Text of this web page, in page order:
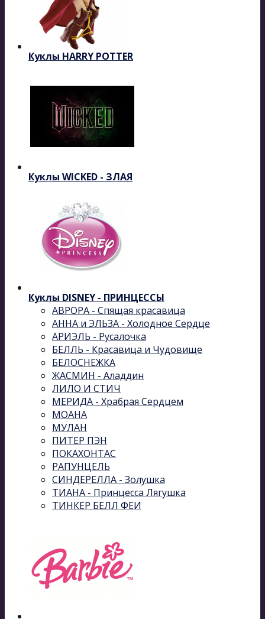
Куклы HARRY POTTER
Куклы WICKED - ЗЛАЯ
Куклы DISNEY - ПРИНЦЕССЫ
АВРОРА - Спящая красавица
АННА и ЭЛЬЗА - Холодное Сердце
АРИЭЛЬ - Русалочка
БЕЛЛЬ - Красавица и Чудовище
БЕЛОСНЕЖКА
ЖАСМИН - Аладдин
ЛИЛО И СТИЧ
МЕРИДА - Храбрая Сердцем
МОАНА
МУЛАН
ПИТЕР ПЭН
ПОКАХОНТАС
РАПУНЦЕЛЬ
СИНДЕРЕЛЛА - Золушка
ТИАНА - Принцесса Лягушка
ТИНКЕР БЕЛЛ ФЕИ